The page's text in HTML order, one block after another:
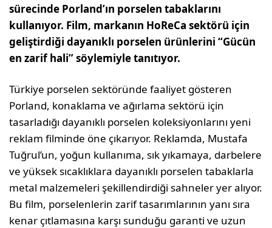
sürecinde Porland’ın porselen tabaklarını
kullanıyor. Film, markanın HoReCa sektörü için
geliştirdiği dayanıklı porselen ürünlerini “Gücün
en zarif hali” söylemiyle tanıtıyor.
Türkiye porselen sektöründe faaliyet gösteren
Porland, konaklama ve ağırlama sektörü için
tasarladığı dayanıklı porselen koleksiyonlarını yeni
reklam filminde öne çıkarıyor. Reklamda, Mustafa
Tuğrul’un, yoğun kullanıma, sık yıkamaya, darbelere
ve yüksek sıcaklıklara dayanıklı porselen tabaklarla
metal malzemeleri şekillendirdiği sahneler yer alıyor.
Bu film, porselenlerin zarif tasarımlarının yanı sıra
kenar çıtlamasına karşı sunduğu garanti ve uzun